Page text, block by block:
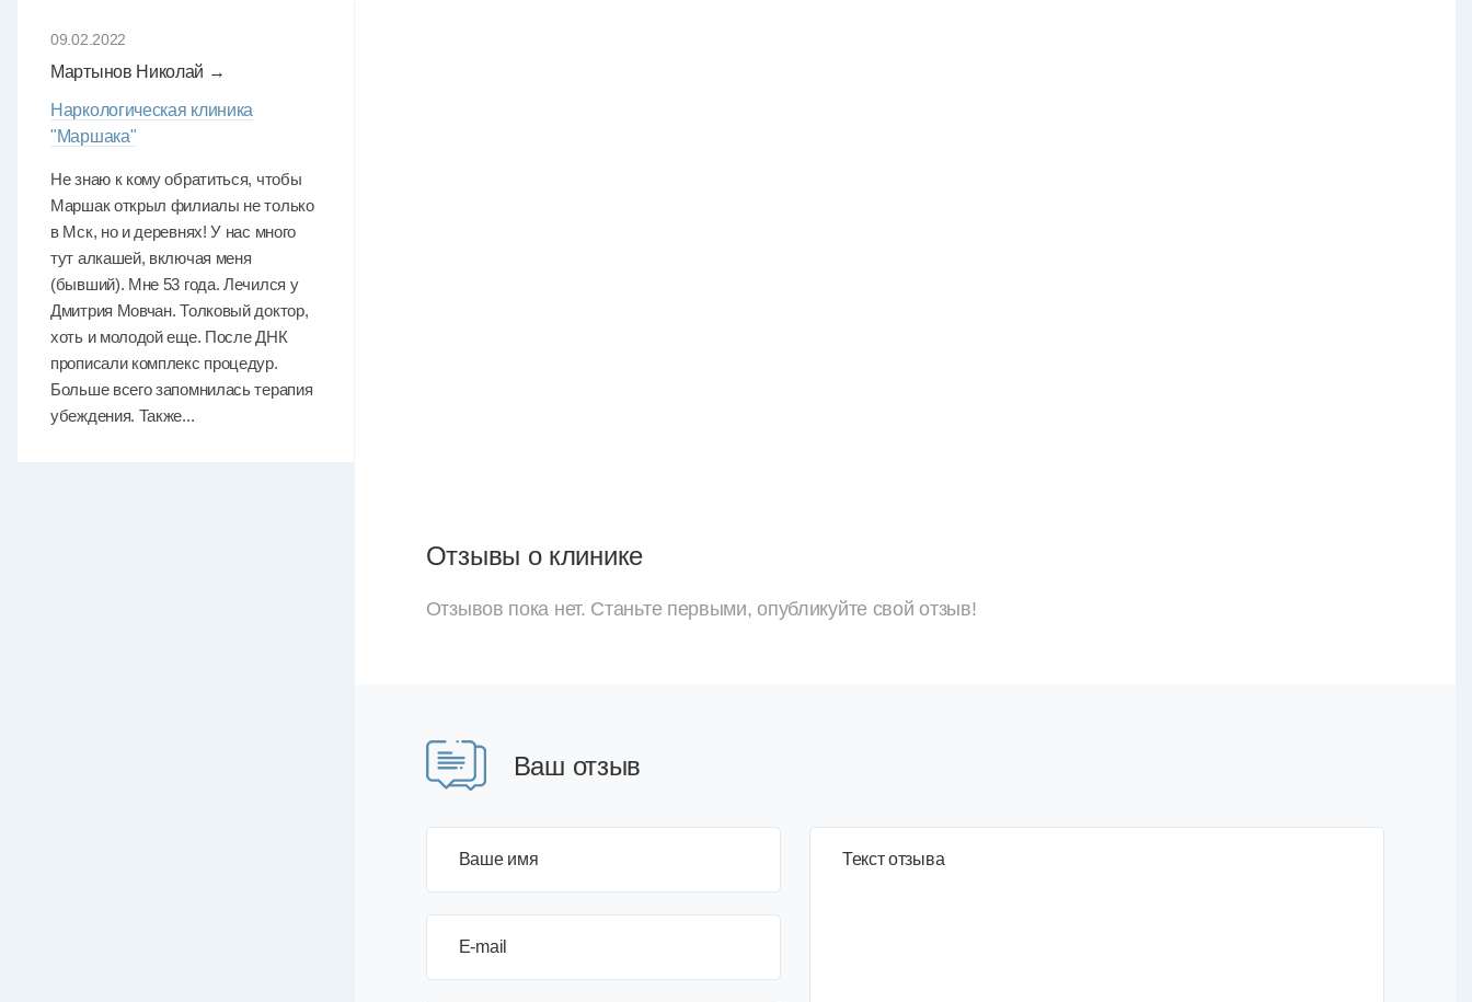
Отзывы о клинике
Отзывов пока нет. Станьте первыми, опубликуйте свой отзыв!
Ваш отзыв
Ваше имя
E-mail
Текст отзыва
3+6=
09.02.2022
Мартынов Николай →
Наркологическая клиника
"Маршака"
Не знаю к кому обратиться, чтобы
Маршак открыл филиалы не только
в Мск, но и деревнях! У нас много
тут алкашей, включая меня
(бывший). Мне 53 года. Лечился у
Дмитрия Мовчан. Толковый доктор,
хоть и молодой еще. После ДНК
прописали комплекс процедур.
Больше всего запомнилась терапия
убеждения. Также...